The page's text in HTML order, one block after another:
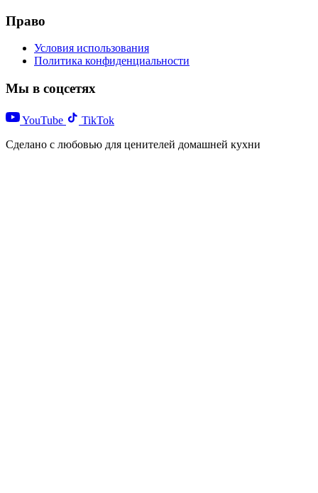
Право
Условия использования
Политика конфиденциальности
Мы в соцсетях
YouTube
TikTok
Сделано с любовью для ценителей домашней кухни